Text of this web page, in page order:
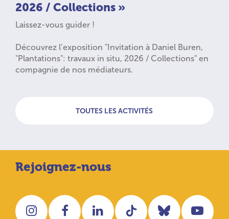
2026 / Collections »
Laissez-vous guider !
Découvrez l’exposition "Invitation à Daniel Buren,
"Plantations": travaux in situ, 2026 / Collections" en
compagnie de nos médiateurs.
TOUTES LES ACTIVITÉS
Rejoignez-nous
InstagramFacebookLinkedInTiktok Bluesky